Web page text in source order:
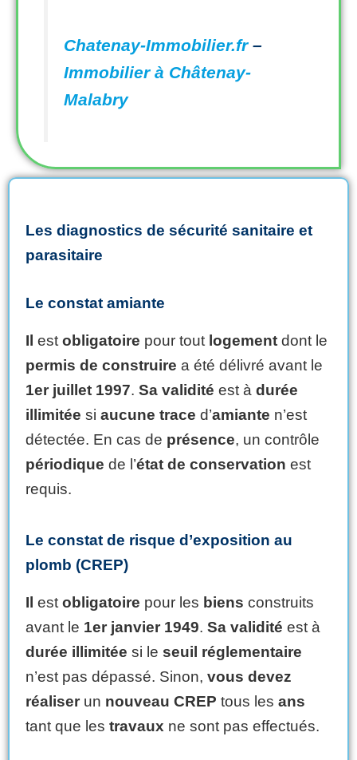
Chatenay-Immobilier.fr–
Immobilier à Châtenay-
Malabry
Les diagnostics de sécurité sanitaire et
parasitaire
Le constat amiante
Il est obligatoire pour tout logement dont le
permis de construire a été délivré avant le
1er juillet 1997. Sa validité est à durée
illimitée si aucune trace d’amiante n’est
détectée. En cas de présence, un contrôle
périodique de l’état de conservation est
requis.
Le constat de risque d’exposition au
plomb (CREP)
Il est obligatoire pour les biens construits
avant le 1er janvier 1949. Sa validité est à
durée illimitée si le seuil réglementaire
n’est pas dépassé. Sinon, vous devez
réaliser un nouveau CREP tous les ans
tant que les travaux ne sont pas effectués.